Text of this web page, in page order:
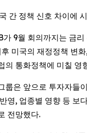
간 정책 신호 차이에
가 9월 회의까지는 금리
미국의 재정정책 변
의 통화정책에 미칠 영
룹은 앞으로 투자자들
영, 업종별 영향 등 보
전망했다.